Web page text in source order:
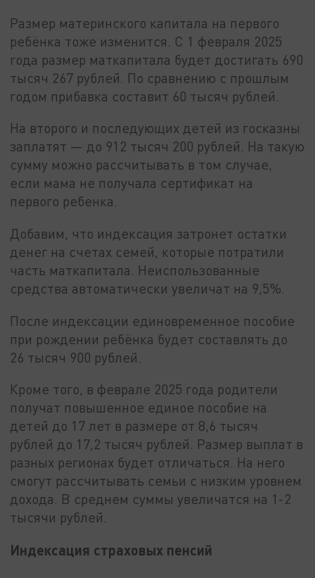
Размер материнского капитала на первого
ребёнка тоже изменится. С 1 февраля 2025
года размер маткапитала будет достигать 690
тысяч 267 рублей. По сравнению с прошлым
годом прибавка составит 60 тысяч рублей.
На второго и последующих детей из госказны
заплатят — до 912 тысяч 200 рублей. На такую
сумму можно рассчитывать в том случае,
если мама не получала сертификат на
первого ребенка.
Добавим, что индексация затронет остатки
денег на счетах семей, которые потратили
часть маткапитала. Неиспользованные
средства автоматически увеличат на 9,5%.
После индексации единовременное пособие
при рождении ребёнка будет составлять до
26 тысяч 900 рублей.
Кроме того, в феврале 2025 года родители
получат повышенное единое пособие на
детей до 17 лет в размере от 8,6 тысяч
рублей до 17,2 тысяч рублей. Размер выплат в
разных регионах будет отличаться. На него
смогут рассчитывать семьи с низким уровнем
дохода. В среднем суммы увеличатся на 1-2
тысячи рублей.
Индексация страховых пенсий